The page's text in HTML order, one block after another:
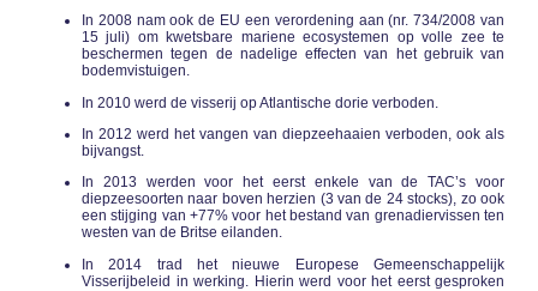
In 2008 nam ook de EU een verordening aan (nr. 734/2008 van
15 juli) om kwetsbare mariene ecosystemen op volle zee te
beschermen tegen de nadelige effecten van het gebruik van
bodemvistuigen.
In 2010 werd de visserij op Atlantische dorie verboden.
In 2012 werd het vangen van diepzeehaaien verboden, ook als
bijvangst.
In 2013 werden voor het eerst enkele van de TAC’s voor
diepzeesoorten naar boven herzien (3 van de 24 stocks), zo ook
een stijging van +77% voor het bestand van grenadiervissen ten
westen van de Britse eilanden.
In 2014 trad het nieuwe Europese Gemeenschappelijk
Visserijbeleid in werking. Hierin werd voor het eerst gesproken